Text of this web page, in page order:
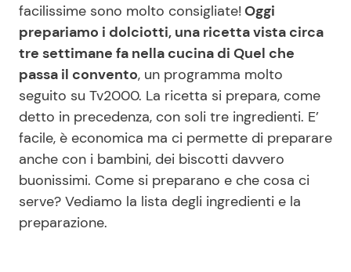
Mondo Mamma
News benessere
Salute
Viaggi e Turismo
Festività
Le Ricette in TV
Primi Piatti
Ricette Facili e Veloci
Ricette Feste
Ricette per Bambini
facilissime sono molto consigliate!Oggi
prepariamo i dolciotti, una ricetta vista circa
tre settimane fa nella cucina di Quel che
passa il convento, un programma molto
seguito su Tv2000. La ricetta si prepara, come
detto in precedenza, con soli tre ingredienti. E’
facile, è economica ma ci permette di preparare
anche con i bambini, dei biscotti davvero
buonissimi. Come si preparano e che cosa ci
serve? Vediamo la lista degli ingredienti e la
preparazione.